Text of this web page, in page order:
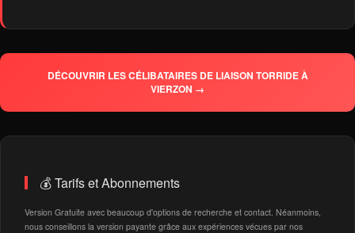
DÉCOUVRIR LES CÉLIBATAIRES DE LIAISON TORRIDE À
VIERZON →
💰 Tarifs et Abonnements
Version Gratuite avec beaucoup d'options de recherche et contact. Néanmoins,
nous conseillons la version payante grâce aux expériences vécues par nos